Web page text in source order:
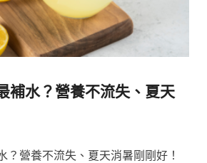
補水？營養不流失、夏天
？營養不流失、夏天消暑剛剛好！